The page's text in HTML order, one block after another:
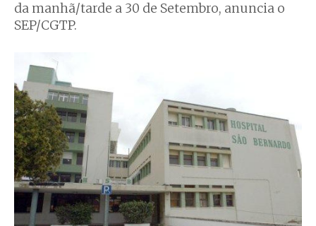
da manhã/tarde a 30 de Setembro, anuncia o
SEP/CGTP.